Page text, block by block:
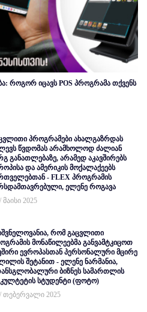
როგორ იცავს POS პროგრამა თქვენს
პროგრამები ახალგაზრდას
წვდომას არამხოლოდ ძალიან
განათლებაზე, არამედ აკავშირებს
და ამერიკის მოქალაქეებს
- FLEX პროგრამის
ელენე როგავა
მაისი 2025
რომ გაცვლითი
მონაწილეებმა განვამტკიცოთ
ევროპასთან პერსონალური მცირე
შეტანით - ელენე ნარმანია,
ბიზნეს სამართლის
სტუდენტი (ფოტო)
თებერვალი 2025